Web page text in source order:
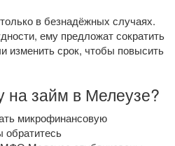
в безнадёжных случаях.
ему предложат сократить
изменить срок, чтобы повысить
на займ в Мелеузе?
микрофинансовую
обратитесь